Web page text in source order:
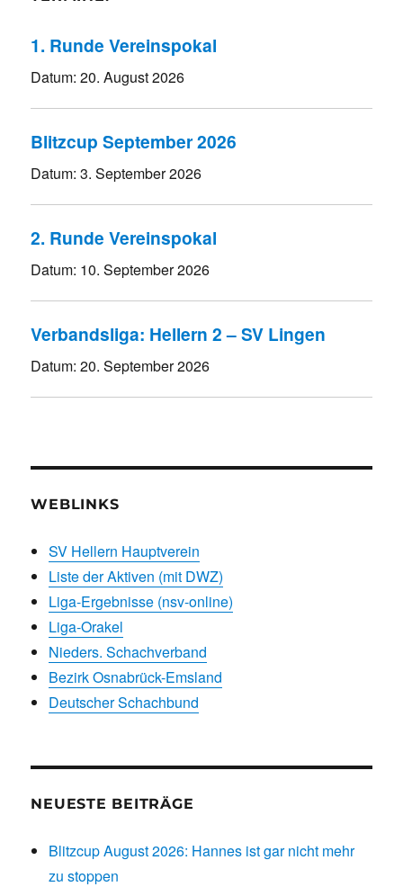
1. Runde Vereinspokal
Datum:20. August 2026
Blitzcup September 2026
Datum:3. September 2026
2. Runde Vereinspokal
Datum: 10. September 2026
Verbandsliga: Hellern 2 – SV Lingen
Datum:20. September 2026
WEBLINKS
SV Hellern Hauptverein
Liste der Aktiven (mit DWZ)
Liga-Ergebnisse (nsv-online)
Liga-Orakel
Nieders. Schachverband
Bezirk Osnabrück-Emsland
Deutscher Schachbund
NEUESTE BEITRÄGE
Blitzcup August 2026: Hannes ist gar nicht mehr
zu stoppen